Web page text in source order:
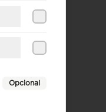
Opcional